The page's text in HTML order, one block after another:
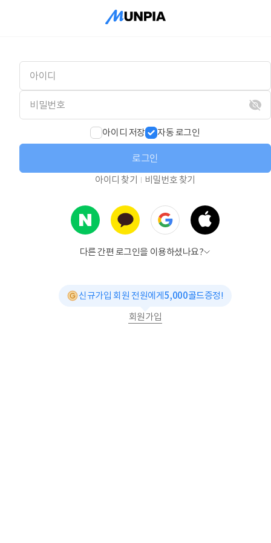
아이디 저장 자동 로그인
로그인
아이디 찾기 비밀번호 찾기
다른 간편 로그인을 이용하셨나요?
신규가입 회원 전원에게5,000골드증정!
회원가입